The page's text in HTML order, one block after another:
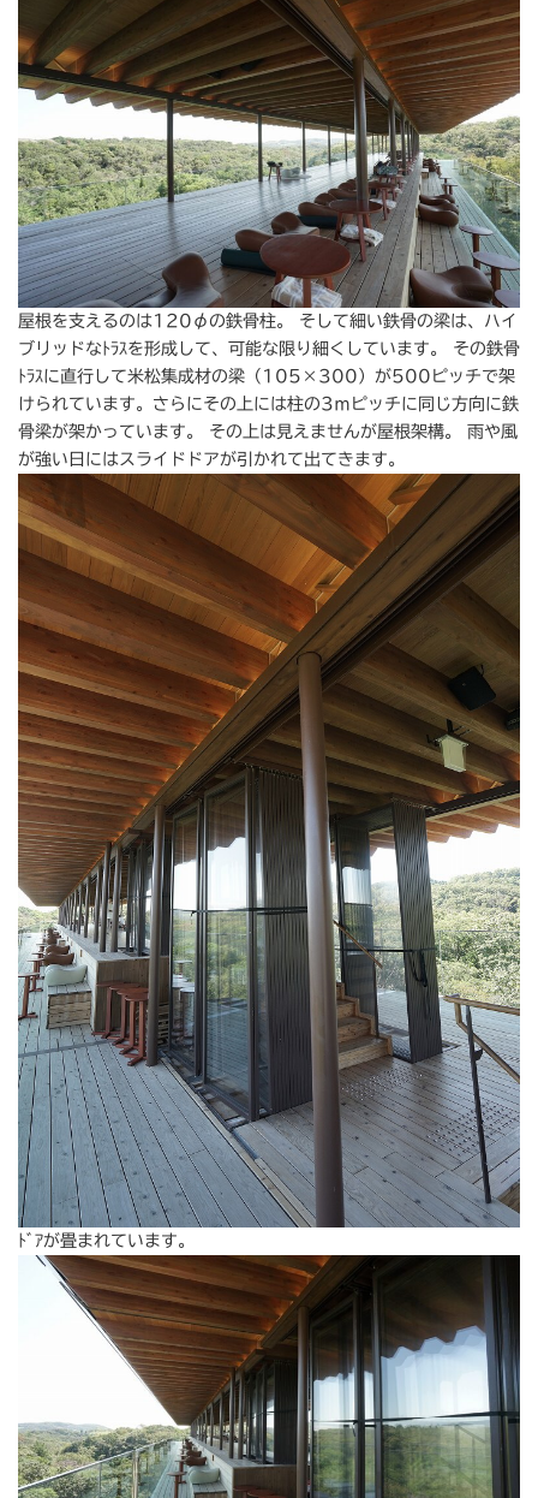
屋根を支えるのは120φの鉄骨柱。 そして細い鉄骨の梁は、ハイ
ブリッドなﾄﾗｽを形成して、可能な限り細くしています。 その鉄骨
ﾄﾗｽに直行して米松集成材の梁（105×300）が500ピッチで架
けられています。さらにその上には柱の3ｍピッチに同じ方向に鉄
骨梁が架かっています。 その上は見えませんが屋根架構。 雨や風
が強い日にはスライドドアが引かれて出てきます。
ﾄﾞｱが畳まれています。